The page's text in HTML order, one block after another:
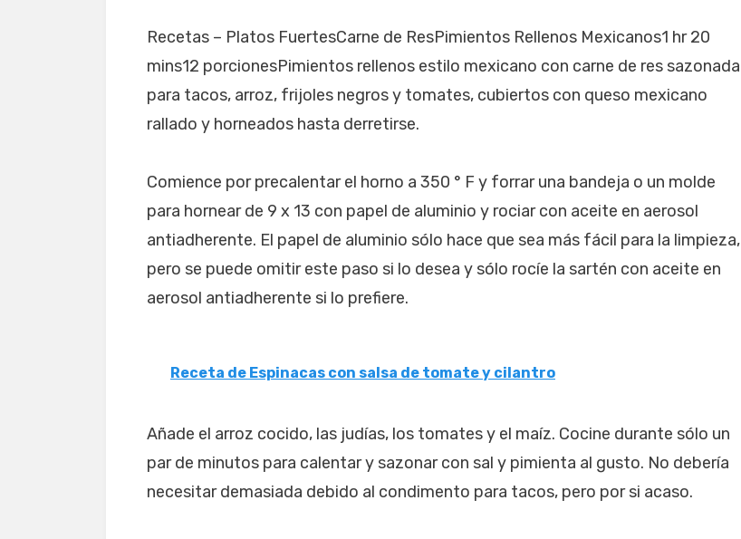
Recetas – Platos FuertesCarne de ResPimientos Rellenos Mexicanos1 hr 20
mins12 porcionesPimientos rellenos estilo mexicano con carne de res sazonada
para tacos, arroz, frijoles negros y tomates, cubiertos con queso mexicano
rallado y horneados hasta derretirse.
Comience por precalentar el horno a 350 ° F y forrar una bandeja o un molde
para hornear de 9 x 13 con papel de aluminio y rociar con aceite en aerosol
antiadherente. El papel de aluminio sólo hace que sea más fácil para la limpieza,
pero se puede omitir este paso si lo desea y sólo rocíe la sartén con aceite en
aerosol antiadherente si lo prefiere.
Receta de Espinacas con salsa de tomate y cilantro
Añade el arroz cocido, las judías, los tomates y el maíz. Cocine durante sólo un
par de minutos para calentar y sazonar con sal y pimienta al gusto. No debería
necesitar demasiada debido al condimento para tacos, pero por si acaso.